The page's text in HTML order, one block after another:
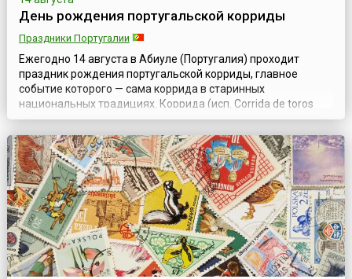
День рождения португальской корриды
Праздники Португалии
Ежегодно 14 августа в Абиуле (Португалия) проходит
праздник рождения португальской корриды, главное
событие которого — сама коррида в старинных
национальных традициях. Коррида (исп. Corrida de toros
или англ. Bullfighting) — это не просто соревнование, а
удивительное сочетание спорта и искусства, зрелища и
мастерства, шоу и священнодействия с участием
отчаянных смельчаков. Кабальеро начи...